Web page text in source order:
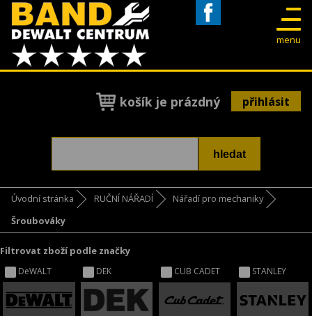
menu
košík je prázdný přihlásit
Úvodní stránka RUČNÍ NÁŘADÍ
Nářadí pro mechaniky
Šroubováky
Filtrovat zboží podle značky
DeWALT DEK CUB CADET STANLEY